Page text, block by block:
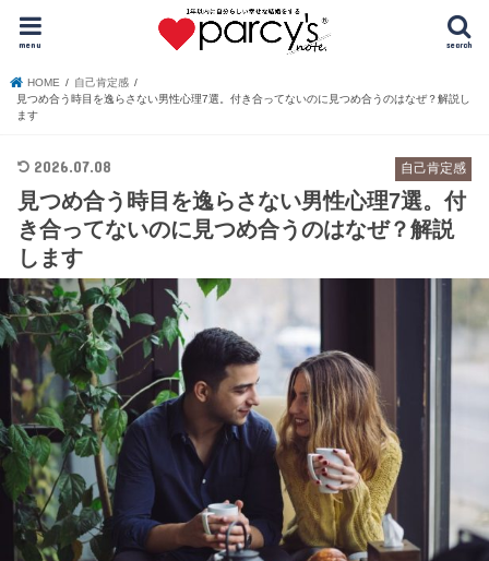
search
menu
HOME
自己肯定感
見つめ合う時目を逸らさない男性心理7選。付き合ってないのに見つめ合うのはなぜ？解説し
ます
自己肯定感
2026.07.08
見つめ合う時目を逸らさない男性心理7選。付
き合ってないのに見つめ合うのはなぜ？解説
します